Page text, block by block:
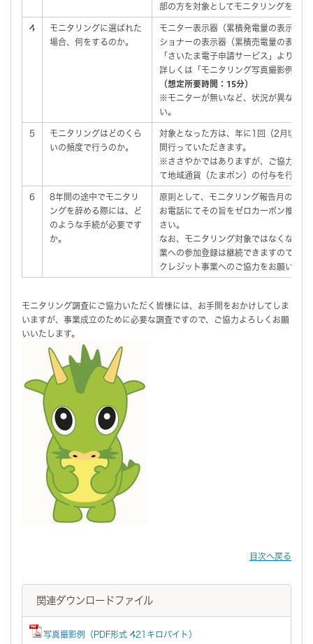
部の方を対象としてモニタリングを行っ
4
モニタリングに選ばれた
場合、何をするのか。
モニター表示器（累積発電量の表示あり
ショナーの表示器（累積売電量の表示
「さいたま電子申請サービス」よりご
詳しくは「モニタリング写真撮影例」を
（想定所要時間：15分）
※モニターが無いなど、状況が異なる場
い。
5
モニタリングはどのくら
いの頻度で行うのか。
対象となった方は、年に1回（2月頃）
間行っていただきます。
※ささやかではありますが、ご協力いた
て地域通貨（たまポン）の付与を行わせ
6
8年間の途中でモニタリ
ングを辞める際には、ど
のような手続が必要です
か。
原則として、モニタリング報告月の2か
お電話にてその旨をゼロカーボン推進戦
さい。
なお、モニタリング対象ではなくなっ
業への参加登録は継続できますので、以
クレジット事業へのご協力をお願いいた
モニタリング調査にご協力いただく皆様には、お手間をおかけしてしま
いますが、事業成立のために必要な調査ですので、ご協力よろしくお願
いいたします。
目次へ戻る
関連ダウンロードファイル
写真撮影例（PDF形式 421キロバイト）